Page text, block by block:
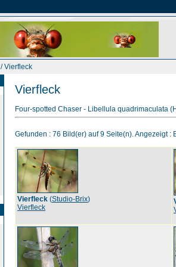
/ Vierfleck
Vierfleck
Four-spotted Chaser - Libellula quadrimaculata
Gefunden : 76 Bild(er) auf 9 Seite(n). Angezeigt :
Vierfleck (Studio-Brix)
Vierfleck